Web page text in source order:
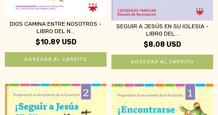
DIOS CAMINA ENTRE NOSOTROS -
LIBRO DEL N...
$10.89 USD
SEGUIR A JESÚS EN SU IGLESIA -
LIBRO DEL...
$8.08 USD